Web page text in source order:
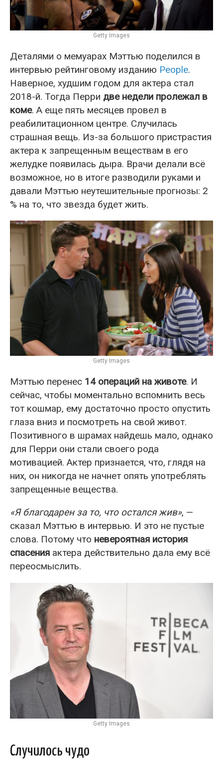
Getty Images
Деталями о мемуарах Мэттью поделился в
интервью рейтинговому изданию People.
Наверное, худшим годом для актера стал
2018-й. Тогда Перри две недели пролежал в
коме. А еще пять месяцев провел в
реабилитационном центре. Случилась
страшная вещь. Из-за большого пристрастия
актера к запрещенным веществам в его
желудке появилась дыра. Врачи делали всё
возможное, но в итоге разводили руками и
давали Мэттью неутешительные прогнозы: 2
% на то, что звезда будет жить.
Getty Images
Мэттью перенес 14 операций на животе. И
сейчас, чтобы моментально вспомнить весь
тот кошмар, ему достаточно просто опустить
глаза вниз и посмотреть на свой живот.
Позитивного в шрамах найдешь мало, однако
для Перри они стали своего рода
мотивацией. Актер признается, что, глядя на
них, он никогда не начнет опять употреблять
запрещенные вещества.
«Я благодарен за то, что остался жив», —
сказал Мэттью в интервью. И это не пустые
слова. Потому что невероятная история
спасения актера действительно дала ему всё
переосмыслить.
Getty Images
Случилось чудо